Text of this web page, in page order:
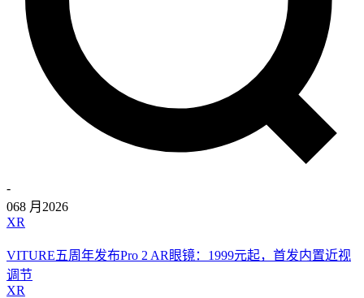
-
068 月 2026
XR
VITURE五周年发布Pro 2 AR眼镜：1999元起，首发内置近视
调节
XR